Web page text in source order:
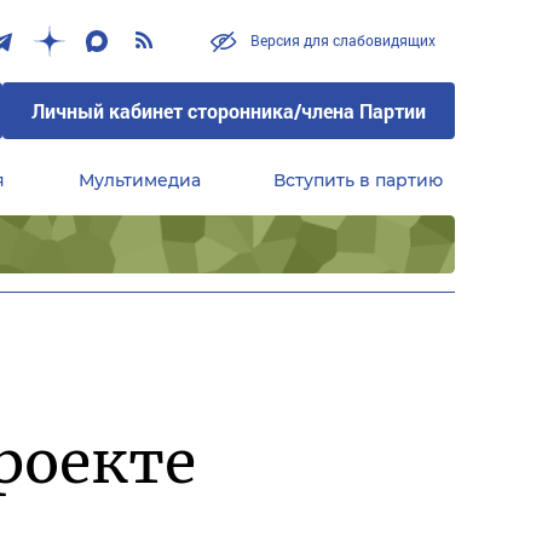
Версия для слабовидящих
Личный кабинет сторонника/члена Партии
Мультимедиа Вступить в партию